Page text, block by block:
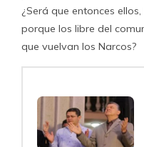
¿Será que entonces
porque los libre del
que vuelvan los Narcos?